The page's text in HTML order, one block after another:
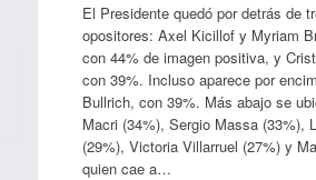
El Presidente quedó por detrás de
opositores: Axel Kicillof y Myriam
con 44% de imagen positiva, y
con 39%. Incluso aparece por
Bullrich, con 39%. Más abajo se
Macri (34%), Sergio Massa (33%),
(29%), Victoria Villarruel (27%) y
quien cae a…